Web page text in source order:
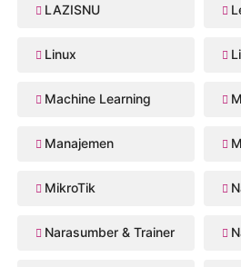
LAZISNU
Linux
Machine Learning
Manajemen
MikroTik
Narasumber & Trainer